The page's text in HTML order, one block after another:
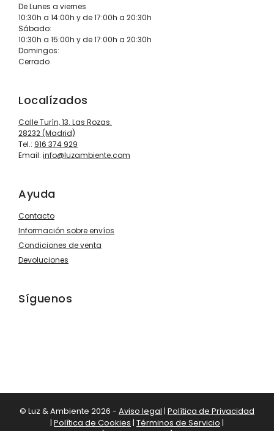
De Lunes a viernes
10:30h a 14:00h y de 17:00h a 20:30h
Sábado:
10:30h a 15:00h y de 17:00h a 20:30h
Domingos:
Cerrado
Localízados
Calle Turín, 13. Las Rozas.
28232 (Madrid)
Tel.: 916 374 929
Email: info@luzambiente.com
Ayuda
Contacto
Información sobre envíos
Condiciones de venta
Devoluciones
Síguenos
© Luz & Ambiente 2026 - Aviso legal | Política de Privacidad
| Política de Cookies | Términos de Servicio |